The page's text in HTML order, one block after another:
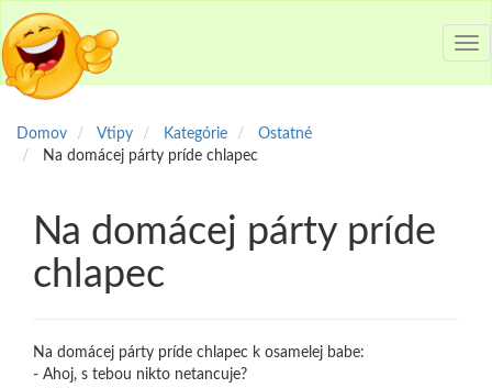
Domov Vtipy Kategórie
Ostatné
Na domácej párty príde chlapec
Na domácej párty príde
chlapec
Na domácej párty príde chlapec k osamelej babe:
- Ahoj, s tebou nikto netancuje?